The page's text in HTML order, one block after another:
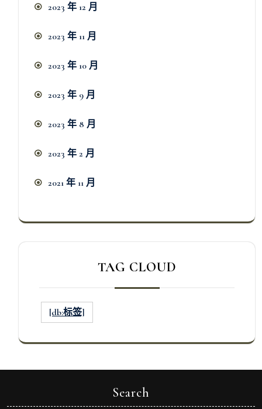
2023 年 12 月
2023 年 11 月
2023 年 10 月
2023 年 9 月
2023 年 8 月
2023 年 2 月
2021 年 11 月
TAG CLOUD
[db:标签]
Search